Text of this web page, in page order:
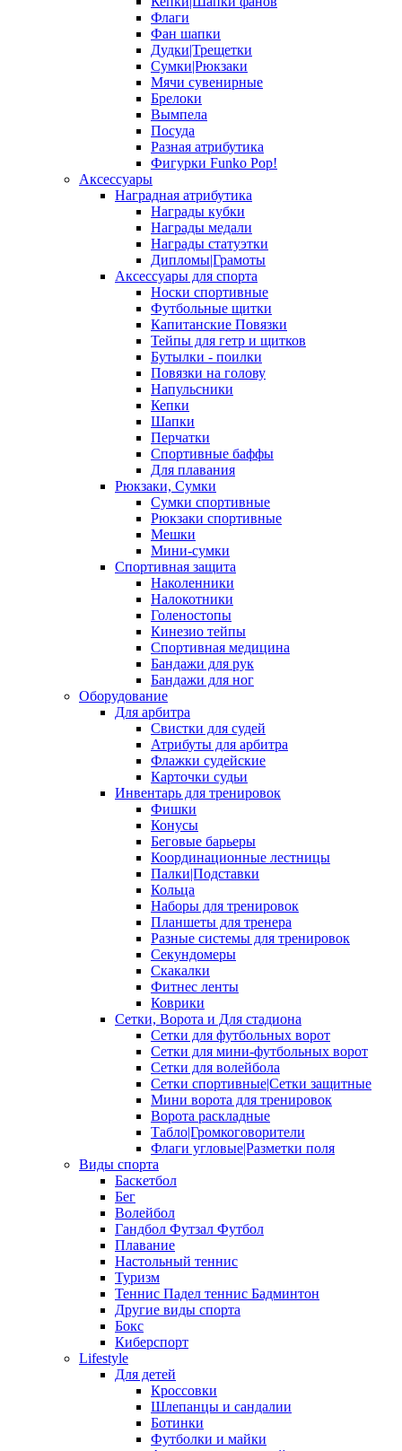
Флаги
Фан шапки
Дудки|Трещетки
Сумки|Рюкзаки
Мячи сувенирные
Брелоки
Вымпела
Посуда
Разная атрибутика
Фигурки Funko Pop!
Аксессуары
Наградная атрибутика
Награды кубки
Награды медали
Награды статуэтки
Дипломы|Грамоты
Аксессуары для спорта
Носки спортивные
Футбольные щитки
Капитанские Повязки
Тейпы для гетр и щитков
Бутылки - поилки
Повязки на голову
Напульсники
Кепки
Шапки
Перчатки
Спортивные баффы
Для плавания
Рюкзаки, Сумки
Сумки спортивные
Рюкзаки спортивные
Мешки
Мини-сумки
Спортивная защита
Наколенники
Налокотники
Голеностопы
Кинезио тейпы
Спортивная медицина
Бандажи для рук
Бандажи для ног
Оборудование
Для арбитра
Свистки для судей
Атрибуты для арбитра
Флажки судейские
Карточки судьи
Инвентарь для тренировок
Фишки
Конусы
Беговые барьеры
Координационные лестницы
Палки|Подставки
Кольца
Наборы для тренировок
Планшеты для тренера
Разные системы для тренировок
Секундомеры
Скакалки
Фитнес ленты
Коврики
Сетки, Ворота и Для стадиона
Сетки для футбольных ворот
Сетки для мини-футбольных ворот
Сетки для волейбола
Сетки спортивные|Сетки защитные
Мини ворота для тренировок
Ворота раскладные
Табло|Громкоговорители
Флаги угловые|Разметки поля
Виды спорта
Баскетбол
Бег
Волейбол
Гандбол Футзал Футбол
Плавание
Настольный теннис
Туризм
Теннис Падел теннис Бадминтон
Другие виды спорта
Бокс
Киберспорт
Lifestyle
Для детей
Кроссовки
Шлепанцы и сандалии
Ботинки
Футболки и майки